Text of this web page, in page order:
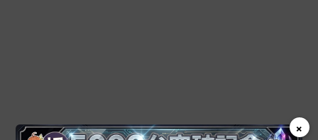
×